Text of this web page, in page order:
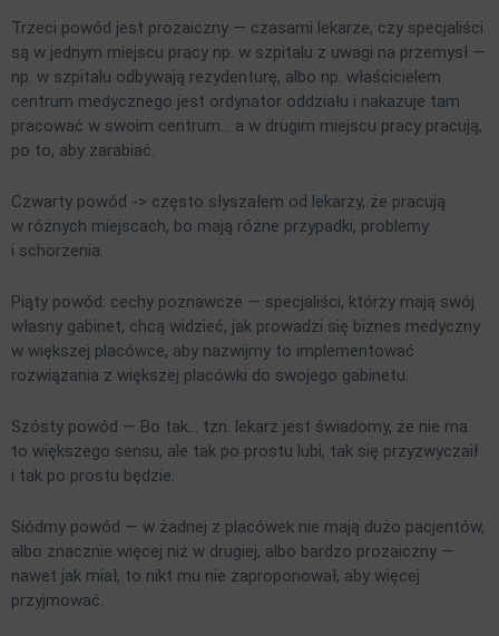
Trzeci powód jest prozaiczny — czasami lekarze, czy specjaliści
są w jednym miejscu pracy np. w szpitalu z uwagi na przemysł —
np. w szpitalu odbywają rezydenturę, albo np. właścicielem
centrum medycznego jest ordynator oddziału i nakazuje tam
pracować w swoim centrum… a w drugim miejscu pracy pracują,
po to, aby zarabiać.
Czwarty powód -> często słyszałem od lekarzy, że pracują
w różnych miejscach, bo mają różne przypadki, problemy
i schorzenia.
Piąty powód: cechy poznawcze — specjaliści, którzy mają swój
własny gabinet, chcą widzieć, jak prowadzi się biznes medyczny
w większej placówce, aby nazwijmy to implementować
rozwiązania z większej placówki do swojego gabinetu.
Szósty powód — Bo tak… tzn. lekarz jest świadomy, że nie ma
to większego sensu, ale tak po prostu lubi, tak się przyzwyczaił
i tak po prostu będzie.
Siódmy powód — w żadnej z placówek nie mają dużo pacjentów,
albo znacznie więcej niż w drugiej, albo bardzo prozaiczny —
nawet jak miał, to nikt mu nie zaproponował, aby więcej
przyjmować.